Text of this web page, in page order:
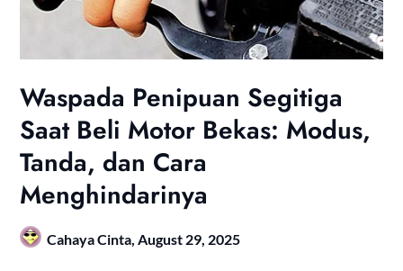
Waspada Penipuan Segitiga
Saat Beli Motor Bekas: Modus,
Tanda, dan Cara
Menghindarinya
Cahaya Cinta, August 29, 2025